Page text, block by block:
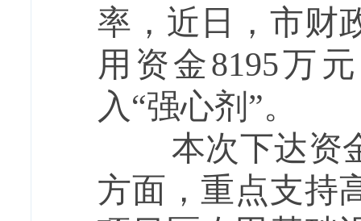
率，近日，市财
用资金8195万
入“强心剂”。
本次下达资金
方面，重点支持